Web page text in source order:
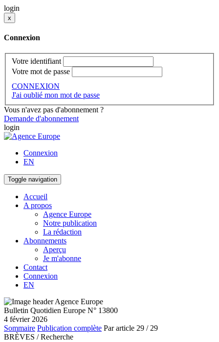
login
x
Connexion
Votre identifiant
Votre mot de passe
CONNEXION
J'ai oublié mon mot de passe
Vous n'avez pas d'abonnement ?
Demande d'abonnement
login
Connexion
EN
Toggle navigation
Accueil
A propos
Agence Europe
Notre publication
La rédaction
Abonnements
Aperçu
Je m'abonne
Contact
Connexion
EN
Bulletin Quotidien Europe N° 13800
4 février 2026
Sommaire Publication complète Par article 29 / 29
BRÈVES / Recherche